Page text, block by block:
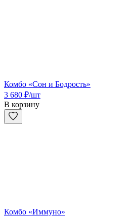
Комбо «Сон и Бодрость»
3 680 ₽/шт
В корзину
Комбо «Иммуно»